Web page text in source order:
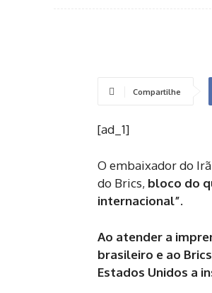
Compartilhe
[ad_1]
O embaixador do
do Brics, bloco do
internacional”.
Ao atender a
brasileiro e ao
Estados Unidos a